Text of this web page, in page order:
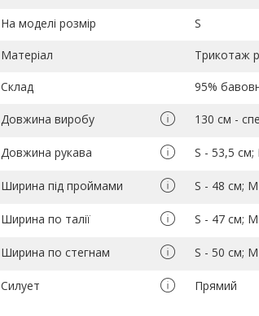
На моделі розмір S
Матеріал Трикотаж
Склад 95%
Довжина виробу 130 см -
Довжина рукава S - 53,5
Ширина під проймами S - 48 см;
Ширина по талії S - 47 см;
Ширина по стегнам S - 50 см;
Силует Прямий